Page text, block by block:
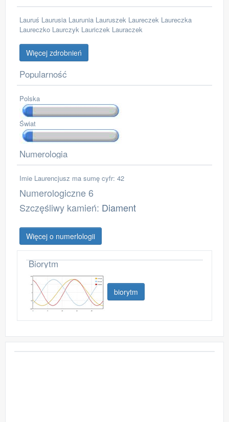
Lauruś Laurusia Laurunia Lauruszek Laureczek Laureczka
Laureczko Laurczyk Lauriczek Lauraczek
Więcej zdrobnień
Popularność
Polska
Świat
Numerologia
Imie Laurencjusz ma sumę cyfr: 42
Numerologiczne 6
Szczęśliwy kamień: Diament
Więcej o numerlologii
Biorytm
biorytm